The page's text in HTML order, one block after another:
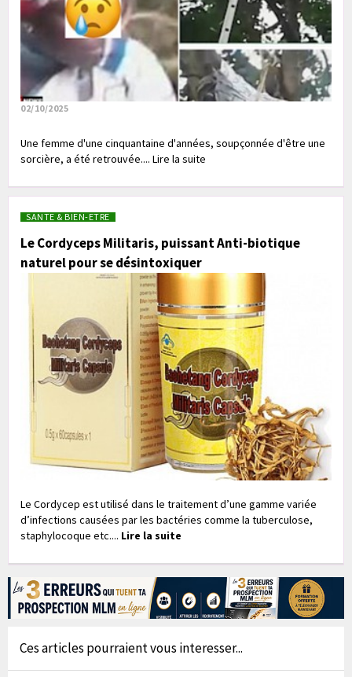
02/10/2025
Une femme d'une cinquantaine d'années, soupçonnée d'être une
sorcière, a été retrouvée.... Lire la suite
SANTE & BIEN-ETRE
Le Cordyceps Militaris, puissant Anti-biotique
naturel pour se désintoxiquer
Le Cordycep est utilisé dans le traitement d’une gamme variée
d’infections causées par les bactéries comme la tuberculose,
staphylocoque etc.... Lire la suite
Ces articles pourraient vous interesser...